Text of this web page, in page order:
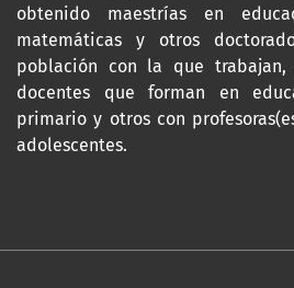
obtenido maestrías en
matemáticas y otros
población con la que trabajan,
docentes que forman en
primario y otros con
adolescentes.